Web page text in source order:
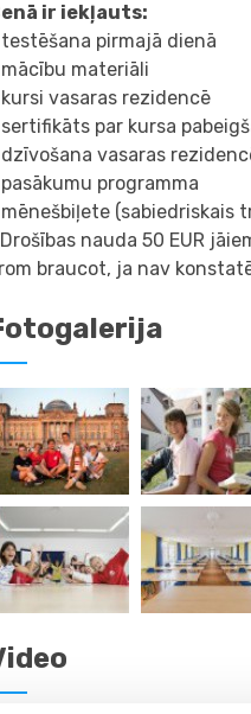
ir iekļauts:
pirmajā dienā
materiāli
vasaras rezidencē
par kursa
vasaras
programma
(sabiedriskais
nauda 50 EUR
braucot, ja nav